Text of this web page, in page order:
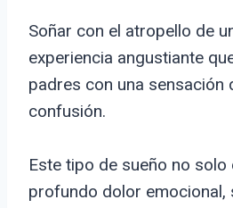
Soñar con el atropello de
experiencia angustiante
padres con una sensación
confusión.
Este tipo de sueño no solo
profundo dolor emocional,